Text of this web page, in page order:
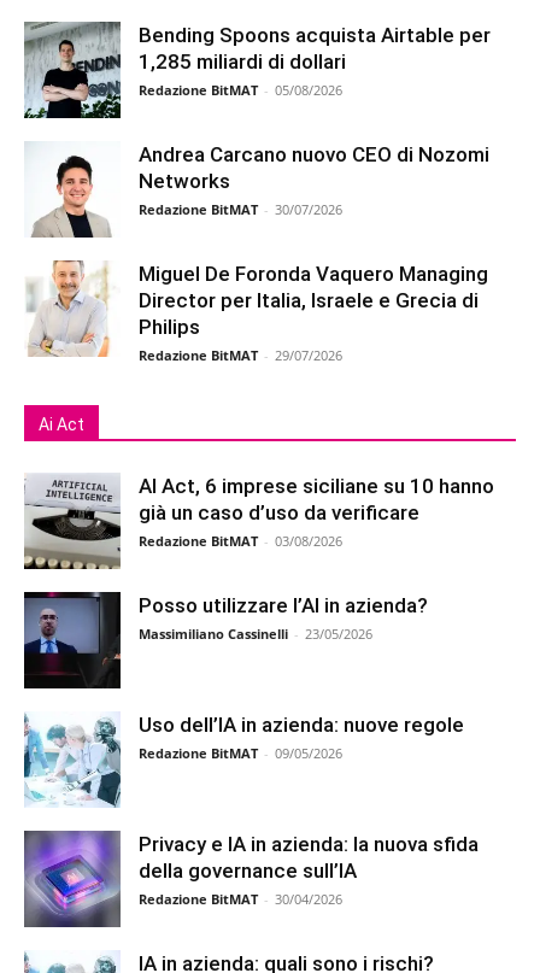
Bending Spoons acquista Airtable per
1,285 miliardi di dollari
Redazione BitMAT - 05/08/2026
Andrea Carcano nuovo CEO di Nozomi
Networks
Redazione BitMAT - 30/07/2026
Miguel De Foronda Vaquero Managing
Director per Italia, Israele e Grecia di
Philips
Redazione BitMAT - 29/07/2026
Ai Act
AI Act, 6 imprese siciliane su 10 hanno
già un caso d’uso da verificare
Redazione BitMAT - 03/08/2026
Posso utilizzare l’AI in azienda?
Massimiliano Cassinelli - 23/05/2026
Uso dell’IA in azienda: nuove regole
Redazione BitMAT - 09/05/2026
Privacy e IA in azienda: la nuova sfida
della governance sull’IA
Redazione BitMAT - 30/04/2026
IA in azienda: quali sono i rischi?